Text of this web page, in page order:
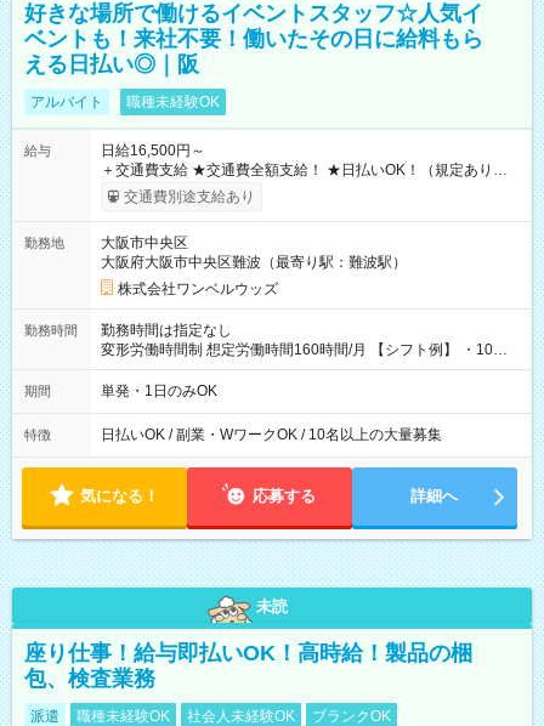
好きな場所で働けるイベントスタッフ☆人気イ
ベントも！来社不要！働いたその日に給料もら
える日払い◎｜阪
アルバイト 職種未経験OK
給与
日給16,500円～
＋交通費支給 ★交通費全額支給！ ★日払いOK！（規定あり） ┗
働いたその日に現金GET♪ お仕事後はコンビニATMから 日払
交通費別途支給あり
勤務地
大阪市中央区
大阪府大阪市中央区難波（最寄り駅：難波駅）
株式会社ワンベルウッズ
勤務時間
勤務時間は指定なし
変形労働時間制 想定労働時間160時間/月 【シフト例】 ・10：
00～20：00
期間 単発・1日のみOK
特徴 日払いOK / 副業・WワークOK / 10名以上の大量募集
気になる！ 応募する 詳細へ
未読
座り仕事！給与即払いOK！高時給！製品の梱
包、検査業務
派遣 職種未経験OK 社会人未経験OK
ブランクOK